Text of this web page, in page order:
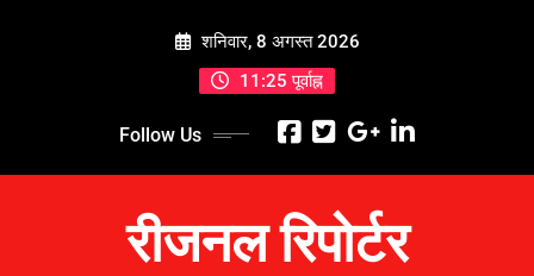
शनिवार, 8 अगस्त 2026
11:25 पूर्वाह्न
Follow Us
रीजनल रिपोर्टर